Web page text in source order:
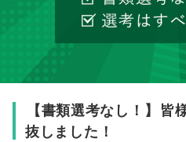
【書類選考なし！ 】 皆
抜しました！